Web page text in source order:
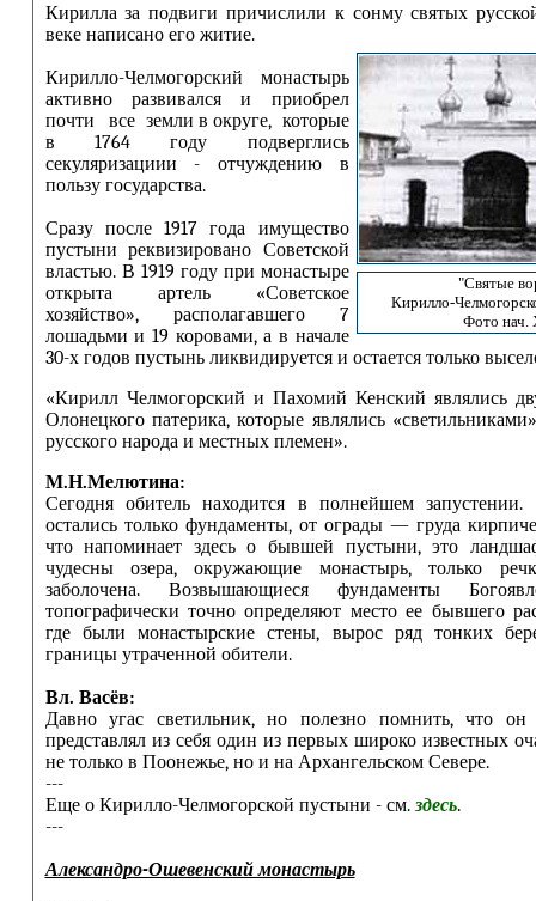
Кирилла за подвиги причислили к сонму святых
веке написано его житие.
"Святые
Кирилло-
Фото нач.
Кирилло-Челмогорский монастырь
активно развивался и приобрел
почти все земли в округе, которые
в 1764 году подверглись
секуляризациии - отчуждению в
пользу государства.
Сразу после 1917 года имущество
пустыни реквизировано Советской
властью. В 1919 году при монастыре
открыта артель «Советское
хозяйство», располагавшего 7
лошадьми и 19 коровами, а в начале
30-х годов пустынь ликвидируется и остается только
«Кирилл Челмогорский и Пахомий Кенский являлись
Олонецкого патерика, которые являлись
русского народа и местных племен».
М.Н.Мелютина:
Сегодня обитель находится в полнейшем
остались только фундаменты, от ограды — груда
что напоминает здесь о бывшей пустыни, это
чудесны озера, окружающие монастырь, только
заболочена. Возвышающиеся фундаменты
топографически точно определяют место ее бывшего
где были монастырские стены, вырос ряд тонких
границы утраченной обители.
Вл. Васёв:
Давно угас светильник, но полезно помнить, что
представлял из себя один из первых широко известных
не только в Поонежье, но и на Архангельском Севере.
---
Еще о Кирилло-Челмогорской пустыни - см.здесь.
---
Александро-Ошевенский монастырь